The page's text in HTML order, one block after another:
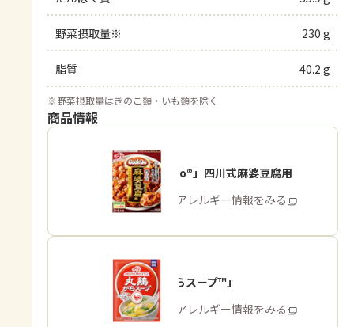
野菜摂取量※ 230 g
脂質 40.2 g
※野菜摂取量はきのこ類・いも類を除く
商品情報
「Cook Do®」四川式麻婆豆腐用
商品・アレルギー情報をみる
「丸鶏がらスープ™」
商品・アレルギー情報をみる